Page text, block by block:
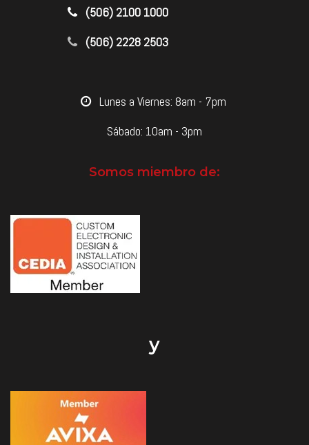
​(506) 2100 1000
(506) 2228 2503
​Lunes a Viernes: 8am - 7pm
Sábado: 10am - 3pm
Somos miembro de:
y